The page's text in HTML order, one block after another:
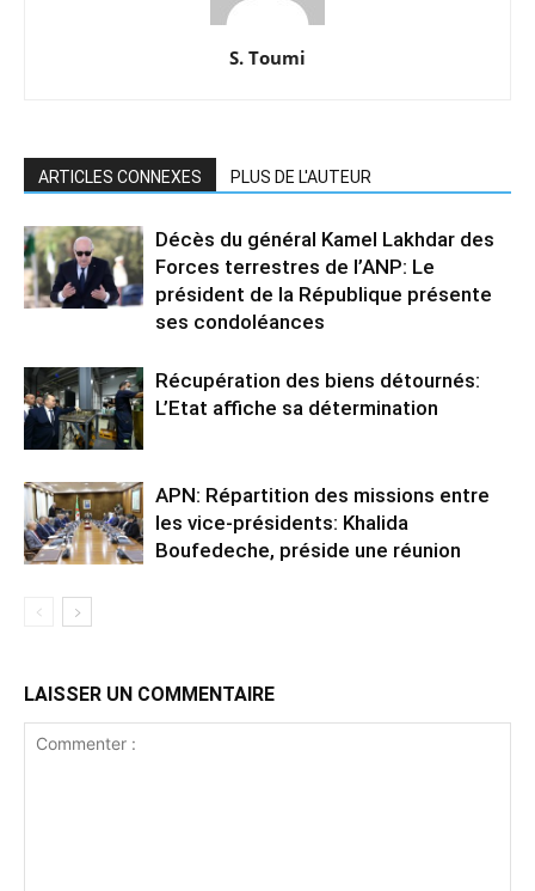
S. Toumi
ARTICLES CONNEXES PLUS DE L'AUTEUR
Décès du général Kamel Lakhdar des
Forces terrestres de l’ANP: Le
président de la République présente
ses condoléances
Récupération des biens détournés:
L’Etat affiche sa détermination
APN: Répartition des missions entre
les vice-présidents: Khalida
Boufedeche, préside une réunion
LAISSER UN COMMENTAIRE